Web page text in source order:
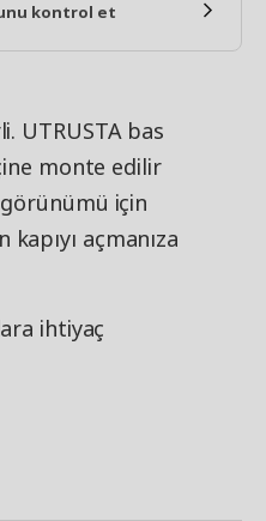
kontrol et
UTRUSTA bas
monte edilir
için
açmanıza
ihtiyaç